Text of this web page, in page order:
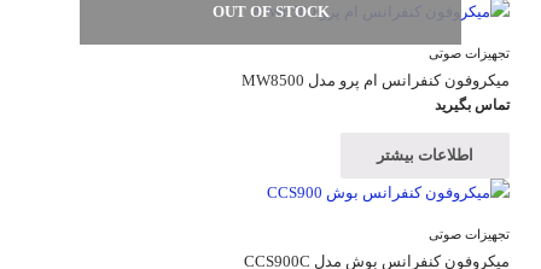
OUT OF STOCK
تجهیزات صوتی
میکروفون کنفرانس ام پرو مدل MW8500
تماس بگیرید
اطلاعات بیشتر
تجهیزات صوتی
میکروفون کنفرانس بوش مدل CCS900C